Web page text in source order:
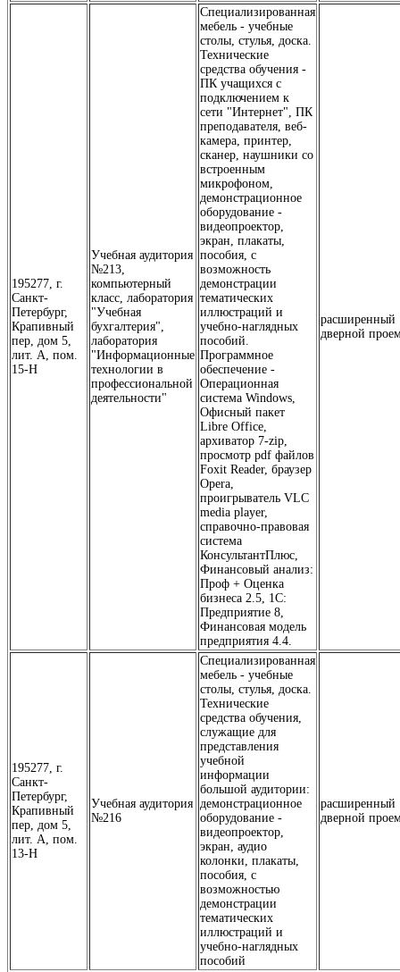
195277, г.
Санкт-
Петербург,
Крапивный
пер, дом 5,
лит. А, пом.
15-Н
Учебная аудитория
№213,
компьютерный
класс, лаборатория
"Учебная
бухгалтерия",
лаборатория
"Информационные
технологии в
профессиональной
деятельности"
Специализированная
мебель - учебные
столы, стулья, доска.
Технические
средства обучения -
ПК учащихся с
подключением к
сети "Интернет", ПК
преподавателя, веб-
камера, принтер,
сканер, наушники со
встроенным
микрофоном,
демонстрационное
оборудование -
видеопроектор,
экран, плакаты,
пособия, с
возможность
демонстрации
тематических
иллюстраций и
учебно-наглядных
пособий.
Программное
обеспечение -
Операционная
система Windows,
Офисный пакет
Libre Office,
архиватор 7-zip,
просмотр pdf файлов
Foxit Reader, браузер
Opera,
проигрыватель VLC
media player,
справочно-правовая
система
КонсультантПлюс,
Финансовый анализ:
Проф + Оценка
бизнеса 2.5, 1С:
Предприятие 8,
Финансовая модель
предприятия 4.4.
расширенный
дверной
195277, г.
Санкт-
Петербург,
Крапивный
пер, дом 5,
лит. А, пом.
13-Н
Учебная аудитория
№216
Специализированная
мебель - учебные
столы, стулья, доска.
Технические
средства обучения,
служащие для
представления
учебной
информации
большой аудитории:
демонстрационное
оборудование -
видеопроектор,
экран, аудио
колонки, плакаты,
пособия, с
возможностью
демонстрации
тематических
иллюстраций и
учебно-наглядных
пособий
расширенный
дверной